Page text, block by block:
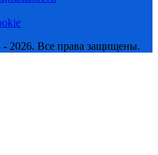
2026. Все права защищены.